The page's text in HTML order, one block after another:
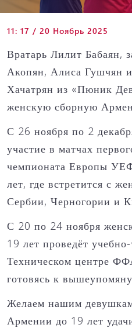
11: 17 / 20 Ноябрь 2025
Вратарь Лилит Бабаян,
Акопян, Алиса Гушчян
Хачатрян из «Пюник
женскую сборную
С 26 ноября по 2
участие в матчах
чемпионата Европы
лет, где встретится с
Сербии, Черногории и
С 20 по 24 ноября
19 лет проведёт
Техническом центре
готовясь к
Желаем нашим
Армении до 19 лет